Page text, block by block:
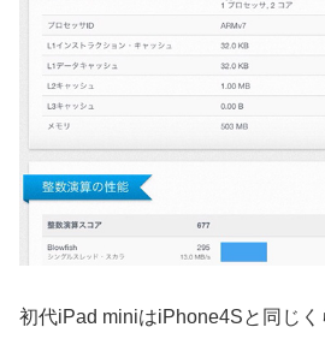
初代iPad miniはiPhone4Sと同じく